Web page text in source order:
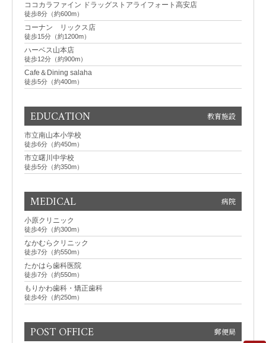
ココカラファイン ドラッグストアライフォート高安店
徒歩8分（約600m）
コーナン リックス店
徒歩15分（約1200m）
ハーベス山本店
徒歩12分（約900m）
Cafe＆Dining salaha
徒歩5分（約400m）
EDUCATION 教育施設
市立南山本小学校
徒歩6分（約450m）
市立曙川中学校
徒歩5分（約350m）
MEDICAL 病院
小原クリニック
徒歩4分（約300m）
なかむらクリニック
徒歩7分（約550m）
たかはら歯科医院
徒歩7分（約550m）
もりかわ歯科・矯正歯科
徒歩4分（約250m）
POST OFFICE 郵便局